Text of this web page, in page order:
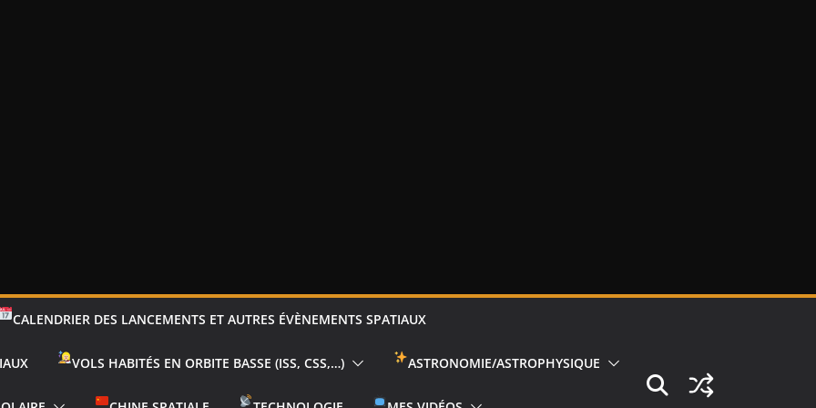
CALENDRIER DES LANCEMENTS ET AUTRES ÉVÈNEMENTS SPATIAUX
VOLS HABITÉS EN ORBITE BASSE (ISS, CSS,…) ASTRONOMIE/ASTROPHYSIQUE